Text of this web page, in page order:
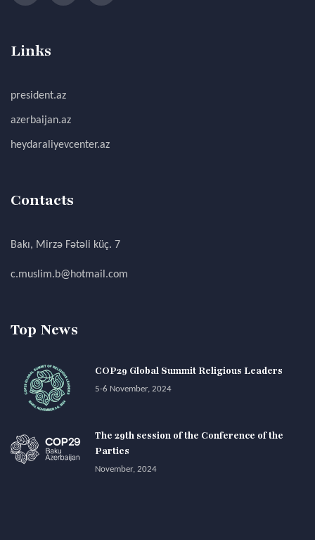
Links
president.az
azerbaijan.az
heydaraliyevcenter.az
Contacts
Bakı, Mirzə Fətəli küç. 7
c.muslim.b@hotmail.com
Top News
COP29 Global Summit Religious Leaders
5-6 November, 2024
The 29th session of the Conference of the
Parties
November, 2024